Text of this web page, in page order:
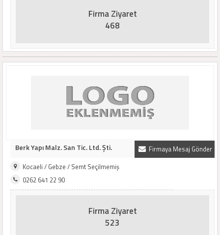
Firma Ziyaret
468
Firmaya Mesaj Gönder
Berk Yapı Malz. San Tic. Ltd. Şti.
Kocaeli / Gebze / Semt Seçilmemiş
0262 641 22 90
Firma Ziyaret
523